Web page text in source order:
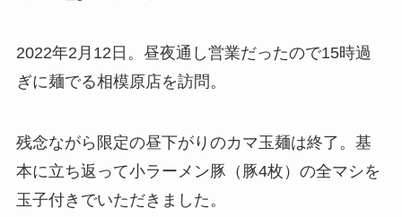
2022年2月12日。昼夜通し営業だったので15時過
ぎに麺でる相模原店を訪問。
残念ながら限定の昼下がりのカマ玉麺は終了。基
本に立ち返って小ラーメン豚（豚4枚）の全マシを
玉子付きでいただきました。